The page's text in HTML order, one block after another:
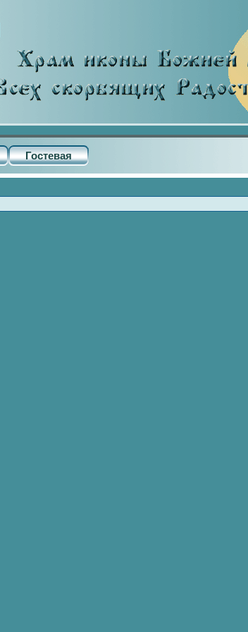
Гостевая